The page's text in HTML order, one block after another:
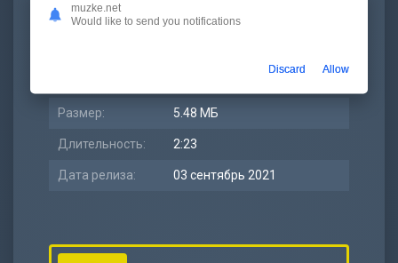
Размер: 5.48 МБ
Длительность: 2:23
Дата релиза: 03 сентябрь 2021
muzke.net
Would like to send you notifications
Discard Allow